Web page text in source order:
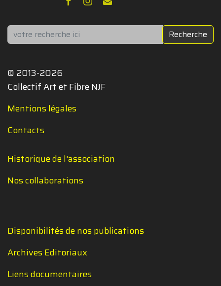
Rechercher Recherche
© 2013-2026
Collectif Art et Fibre NJF
Mentions légales
Contacts
Historique de l'association
Nos collaborations
Disponibilités de nos publications
Archives Editoriaux
Liens documentaires